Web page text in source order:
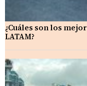
¿Cuáles son los
LATAM?